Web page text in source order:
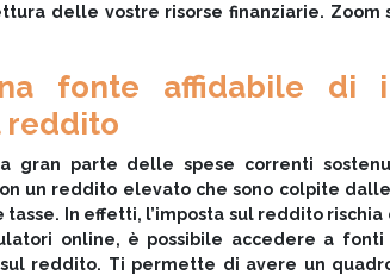
delle vostre risorse finanziarie.
fonte affidabile di
reddito
gran parte delle spese correnti
un reddito elevato che sono colpite dalle
In effetti, l’imposta sul reddito
online, è possibile accedere a
reddito. Ti permette di avere un